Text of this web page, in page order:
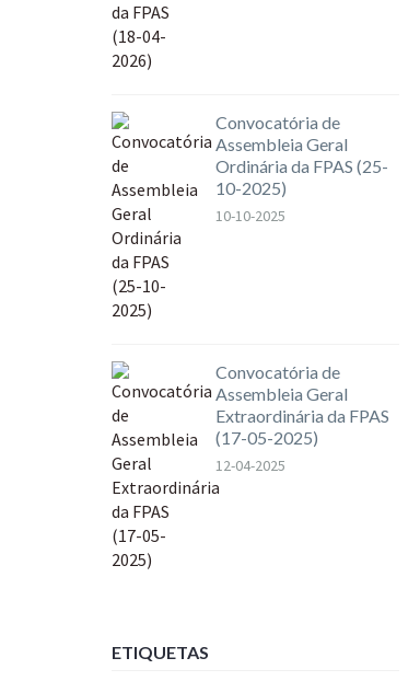
Convocatória de
Assembleia Geral
Ordinária da FPAS (25-
10-2025)
10-10-2025
Convocatória de
Assembleia Geral
Extraordinária da FPAS
(17-05-2025)
12-04-2025
ETIQUETAS